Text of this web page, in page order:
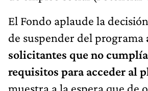
El Fondo aplaude la
de suspender del programa
solicitantes que no
requisitos para acceder al
muestra a la espera que de